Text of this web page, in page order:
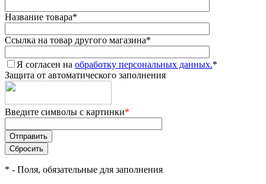
Название товара*
Ссылка на товар другого магазина*
Я согласен на обработку персональных данных.*
Защита от автоматического заполнения
Введите символы с картинки*
* - Поля, обязательные для заполнения